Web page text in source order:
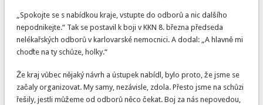
„Spokojte se s nabídkou kraje, vstupte do odborů a nic dalšího
nepodnikejte.“ Tak se postavil k boji v KKN 8. března předseda
nelékařských odborů v karlovarské nemocnici. A dodal: „A hlavně mi
choďte na ty schůze, holky.“
Že kraj vůbec nějaký návrh a ústupek nabídl, bylo proto, že jsme se
začaly organizovat. My samy, nezávisle, zdola. Přesto jsme na schůzi
řešily, jestli můžeme od odborů něco čekat. Boj za nás nepovedou,